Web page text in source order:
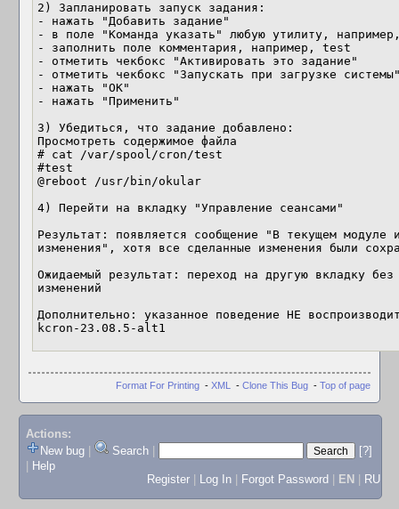
2) Запланировать запуск задания:
- нажать "Добавить задание"
- в поле "Команда указать" любую утилиту,
- заполнить поле комментария, например, test
- отметить чекбокс "Активировать это задание"
- отметить чекбокс "Запускать при загрузке
- нажать "ОК"
- нажать "Применить"
3) Убедиться, что задание добавлено:
Просмотреть содержимое файла
# cat /var/spool/cron/test
#test
@reboot /usr/bin/okular
4) Перейти на вкладку "Управление сеансами"
Результат: появляется сообщение "В текущем модуле
изменения", хотя все сделанные изменения были
Ожидаемый результат: переход на другую вкладку без
изменений
Дополнительно: указанное поведение НЕ
kcron-23.08.5-alt1
Format For Printing - XML - Clone This Bug - Top of page
Actions:
New bug
Search
[?]
Help
Register
Log In Forgot Password EN RU